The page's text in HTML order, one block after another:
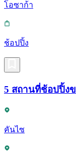
โอซาก้า
ช้อปปิ้ง
5 สถานที่ช้อปปิ้งข
คันไซ